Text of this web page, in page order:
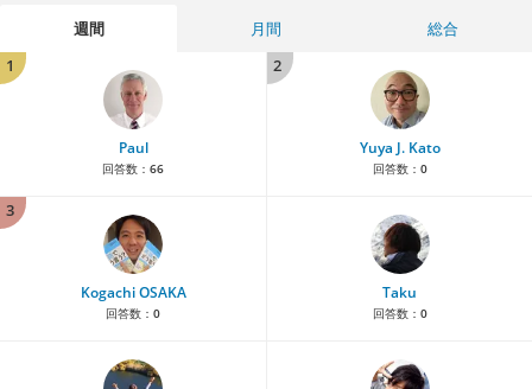
週間 月間
総合
1
Paul
回答数： 66
2
Yuya J. Kato
回答数： 0
3
Kogachi OSAKA
回答数： 0
Taku
回答数： 0